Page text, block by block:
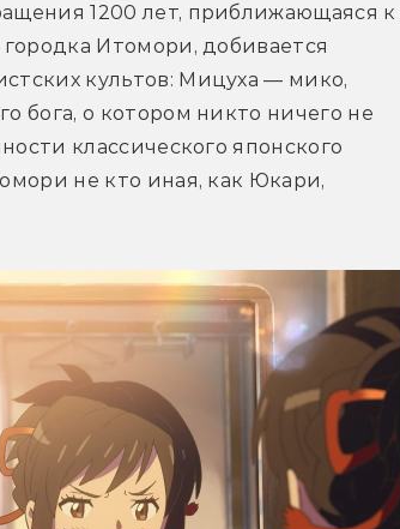
1200 лет, приближающаяся к
Итомори, добивается
культов: Мицуха — мико,
бога, о котором никто ничего не
классического японского
не кто иная, как Юкари,